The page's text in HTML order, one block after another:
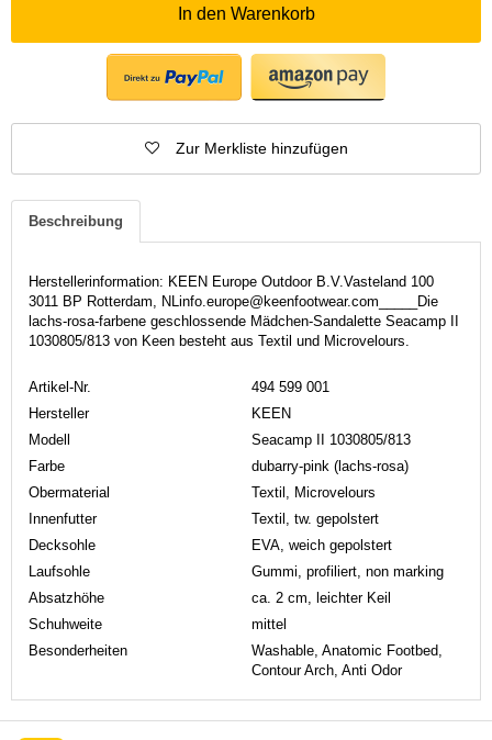
In den Warenkorb
Zur Merkliste hinzufügen
Beschreibung
Herstellerinformation: KEEN Europe Outdoor B.V.Vasteland 100
3011 BP Rotterdam, NLinfo.europe@keenfootwear.com_____Die
lachs-rosa-farbene geschlossende Mädchen-Sandalette Seacamp II
1030805/813 von Keen besteht aus Textil und Microvelours.
Artikel-Nr.
494 599 001
Hersteller
KEEN
Modell
Seacamp II 1030805/813
Farbe
dubarry-pink (lachs-rosa)
Obermaterial
Textil, Microvelours
Innenfutter
Textil, tw. gepolstert
Decksohle
EVA, weich gepolstert
Laufsohle
Gummi, profiliert, non marking
Absatzhöhe
ca. 2 cm, leichter Keil
Schuhweite
mittel
Besonderheiten
Washable, Anatomic Footbed,
Contour Arch, Anti Odor